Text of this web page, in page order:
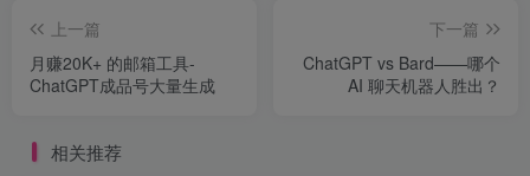
上一篇
月赚20K+ 的邮箱工具-
ChatGPT成品号大量生成
下一篇
ChatGPT vs Bard——哪个
AI 聊天机器人胜出？
相关推荐